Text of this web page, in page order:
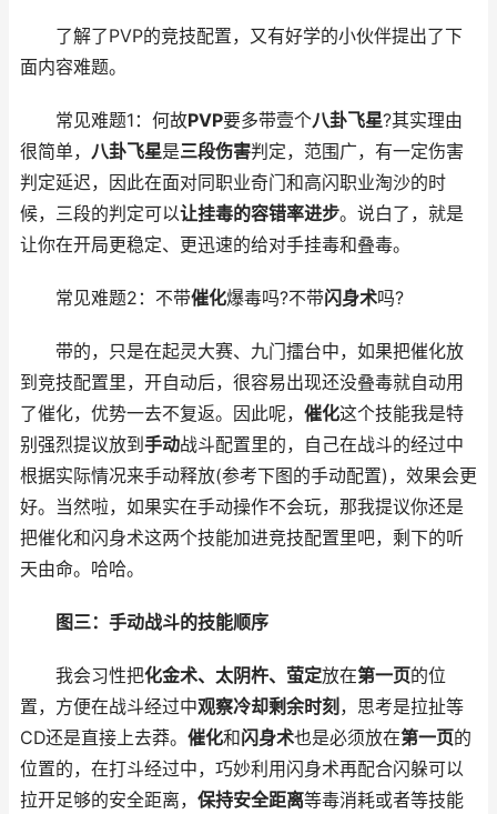
了解了PVP的竞技配置，又有好学的小伙伴提出了下
面内容难题。
常见难题1：何故PVP要多带壹个八卦飞星?其实理由
很简单， 八卦飞星是三段伤害判定，范围广，有一定伤害
判定延迟，因此在面对同职业奇门和高闪职业淘沙的时
候，三段的判定可以让挂毒的容错率进步。说白了，就是
让你在开局更稳定、更迅速的给对手挂毒和叠毒。
常见难题2：不带催化爆毒吗?不带闪身术吗?
带的，只是在起灵大赛、九门擂台中，如果把催化放
到竞技配置里，开自动后，很容易出现还没叠毒就自动用
了催化，优势一去不复返。因此呢， 催化这个技能我是特
别强烈提议放到 手动战斗配置里的，自己在战斗的经过中
根据实际情况来手动释放(参考下图的手动配置)，效果会更
好。当然啦，如果实在手动操作不会玩，那我提议你还是
把催化和闪身术这两个技能加进竞技配置里吧，剩下的听
天由命。哈哈。
图三：手动战斗的技能顺序
我会习性把化金术、太阴杵、萤定放在第一页的位
置，方便在战斗经过中观察冷却剩余时刻 ，思考是拉扯等
CD还是直接上去莽。 催化和闪身术也是必须放在第一页的
位置的，在打斗经过中，巧妙利用闪身术再配合闪躲可以
拉开足够的安全距离， 保持安全距离等毒消耗或者等技能